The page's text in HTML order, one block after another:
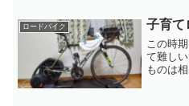
スポー
をオス
ロードバイク 子育て
この時
て難し
ものは